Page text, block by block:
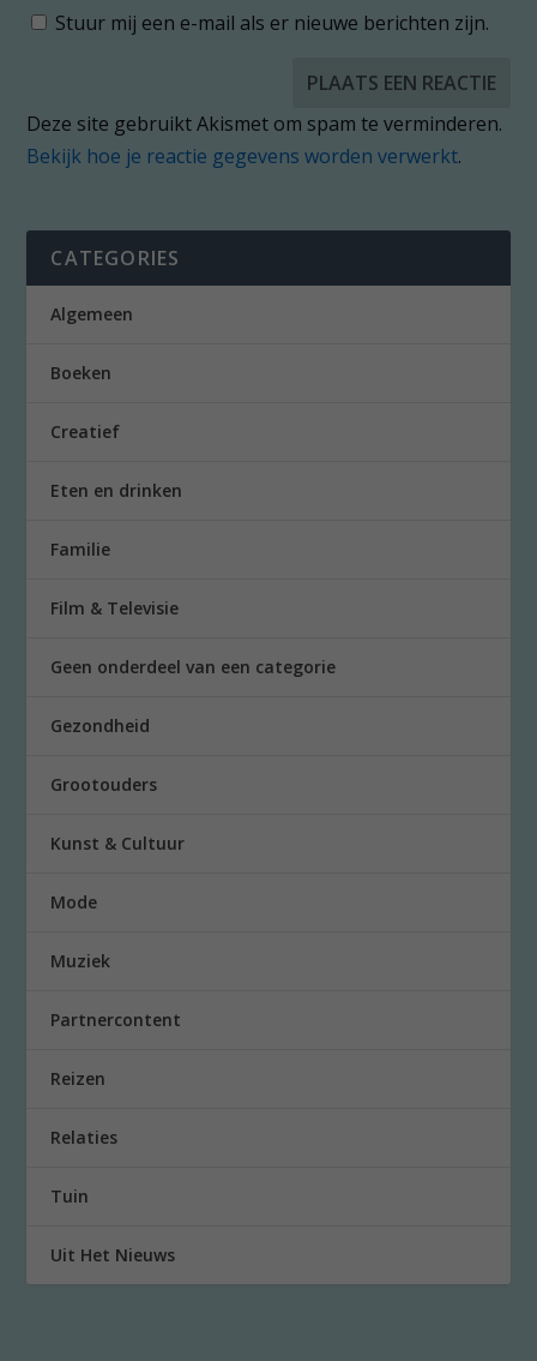
Stuur mij een e-mail als er nieuwe berichten zijn.
Deze site gebruikt Akismet om spam te verminderen.
Bekijk hoe je reactie gegevens worden verwerkt.
CATEGORIES
Algemeen
Boeken
Creatief
Eten en drinken
Familie
Film & Televisie
Geen onderdeel van een categorie
Gezondheid
Grootouders
Kunst & Cultuur
Mode
Muziek
Partnercontent
Reizen
Relaties
Tuin
Uit Het Nieuws